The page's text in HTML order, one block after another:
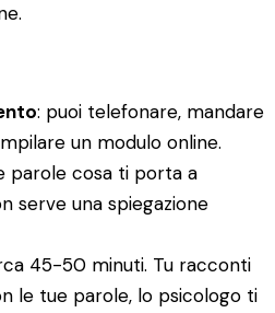
: puoi telefonare, mandare
un modulo online.
parole cosa ti porta a
serve una spiegazione
45-50 minuti. Tu racconti
le tue parole, lo psicologo ti